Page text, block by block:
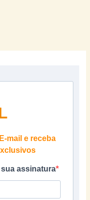
mail e receba
sua assinatura